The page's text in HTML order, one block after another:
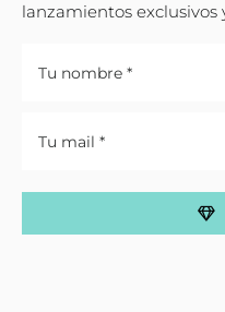
lanzamientos exclusivos